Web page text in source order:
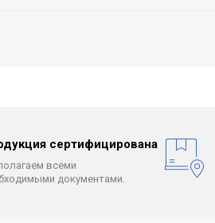
сертифицирована
всеми
документами.